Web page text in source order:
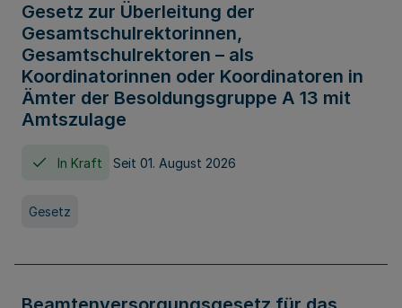
Gesetz zur Überleitung der
Gesamtschulrektorinnen,
Gesamtschulrektoren – als
Koordinatorinnen oder Koordinatoren in
Ämter der Besoldungsgruppe A 13 mit
Amtszulage
In Kraft Seit 01. August 2026
Gesetz